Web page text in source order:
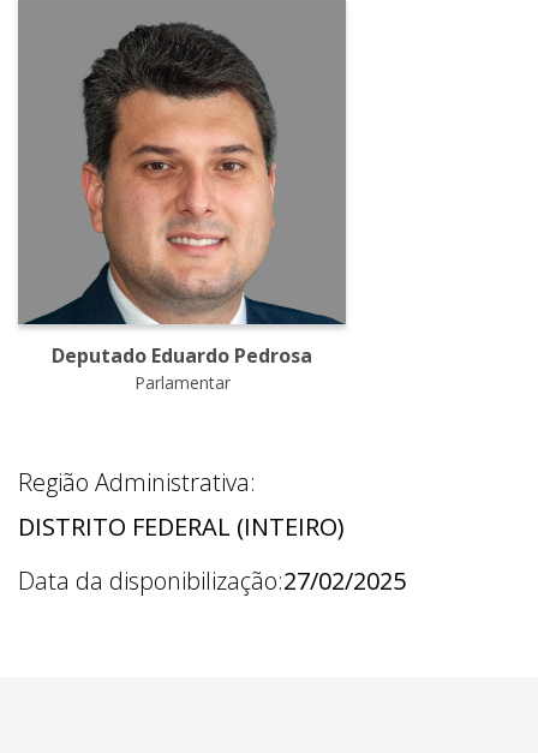
Deputado Eduardo Pedrosa
Parlamentar
Região Administrativa:
DISTRITO FEDERAL (INTEIRO)
Data da disponibilização:27/02/2025